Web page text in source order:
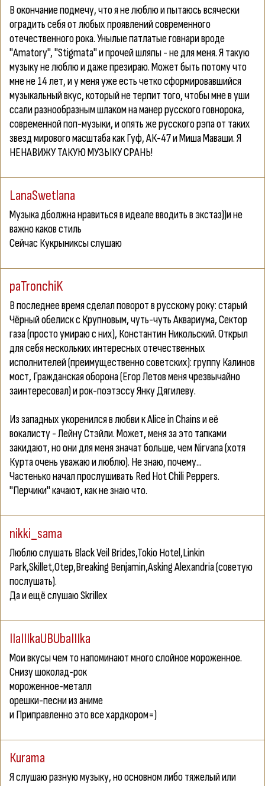
В окончание подмечу, что я не люблю и пытаюсь всячески
оградить себя от любых проявлений современного
отечественного рока. Унылые патлатые говнари вроде
"Amatory", "Stigmata" и прочей шляпы - не для меня. Я такую
музыку не люблю и даже презираю. Может быть потому что
мне не 14 лет, и у меня уже есть четко сформировавшийся
музыкальный вкус, который не терпит того, чтобы мне в уши
ссали разнообразным шлаком на манер русского говнорока,
современной поп-музыки, и опять же русского рэпа от таких
звезд мирового масштаба как Гуф, АК-47 и Миша Маваши.Я
НЕНАВИЖУ ТАКУЮМУЗЫКУСРАНЬ!
LanaSwetlana
Музыка дболжна нравиться в идеале вводить в экстаз))и не
важно каков стиль
Сейчас Кукрыниксы слушаю
paTronchiK
В последнее время сделал поворот в русскому року: старый
Чёрный обелиск с Крупновым, чуть-чуть Аквариума, Сектор
газа (просто умираю с них), Константин Никольский. Открыл
для себя нескольких интересных отечественных
исполнителей (преимущественно советских): группу Калинов
мост, Гражданская оборона (Егор Летов меня чрезвычайно
заинтересовал) и рок-поэтэссу Янку Дягилеву.
Из западных укоренился в любви к Alice in Chains и её
вокалисту - Лейну Стэйли. Может, меня за это тапками
закидают, но они для меня значат больше, чем Nirvana (хотя
Курта очень уважаю и люблю). Не знаю, почему...
Частенько начал прослушивать Red Hot Chili Peppers.
"Перчики" качают, как не знаю что.
nikki_sama
Люблю слушать Black Veil Brides,Tokio Hotel,Linkin
Park,Skillet,Otep,Breaking Benjamin,Asking Alexandria (советую
послушать).
Да и ещё слушаю Skrillex
IIaIIIkaUBUbaIIIka
Мои вкусы чем то напоминают много слойное мороженное.
Снизу шоколад-рок
мороженное-металл
орешки-песни из аниме
и Приправленно это все хардкором=)
Кurama
Я слушаю разную музыку, но основном либо тяжелый или